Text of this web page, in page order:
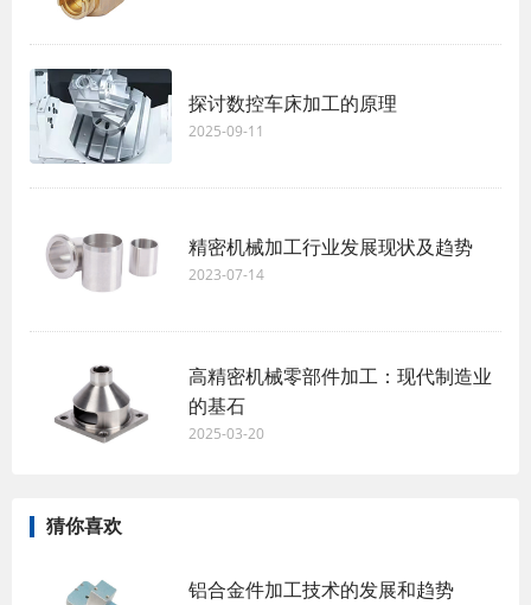
探讨数控车床加工的原理
2025-09-11
精密机械加工行业发展现状及趋势
2023-07-14
高精密机械零部件加工：现代制造业
的基石
2025-03-20
猜你喜欢
铝合金件加工技术的发展和趋势